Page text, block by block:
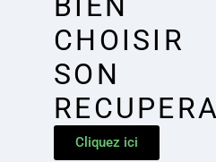
CHOISIR
SON
Cliquez ici